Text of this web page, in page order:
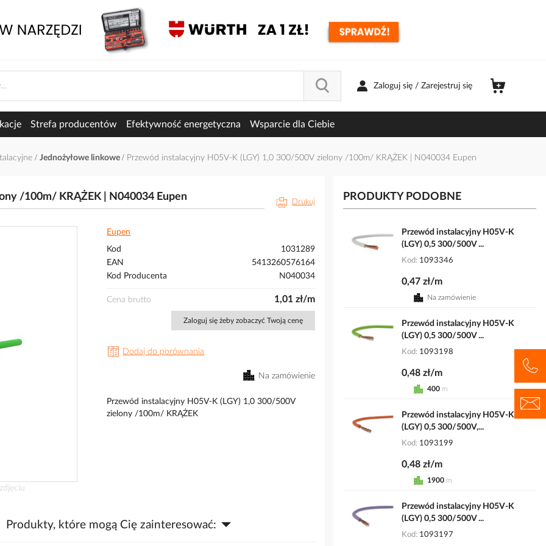
Zaloguj się / Zarejestruj się
Strefa producentów Efektywność energetyczna Wsparcie dla Ciebie
Jednożyłowe linkowe Przewód instalacyjny H05V-K (LGY) 1,0 300/500V zielony /100m/ KRĄŻEK | N040034 Eupen
/100m/ KRĄŻEK | N040034 Eupen Drukuj
Eupen
Kod
1031289
EAN
5413260576164
Kod Producenta
N040034
Cena brutto 1,01 zł/m
Zaloguj się żeby zobaczyć Twoją cenę
Dodaj do porównania
Na zamówienie
Przewód instalacyjny H05V-K (LGY) 1,0 300/500V
zielony /100m/ KRĄŻEK
Produkty, które mogą Cię zainteresować:
PRODUKTY PODOBNE
Przewód instalacyjny H05V-K
(LGY) 0,5 300/500V ...
Kod 1093346
0,47 zł/m
Na zamówienie
Przewód instalacyjny H05V-K
(LGY) 0,5 300/500V ...
Kod 1093198
0,48 zł/m
400 m
Przewód instalacyjny H05V-K
(LGY) 0,5 300/500V,...
Kod 1093199
0,48 zł/m
1900 m
Przewód instalacyjny H05V-K
(LGY) 0,5 300/500V ...
Kod 1093197